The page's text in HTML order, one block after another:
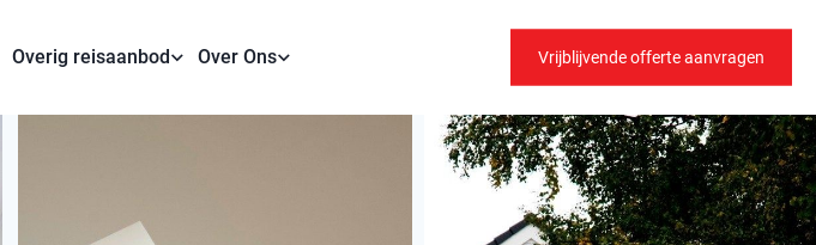
Overig reisaanbod Over Ons Vrijblijvende offerte aanvragen